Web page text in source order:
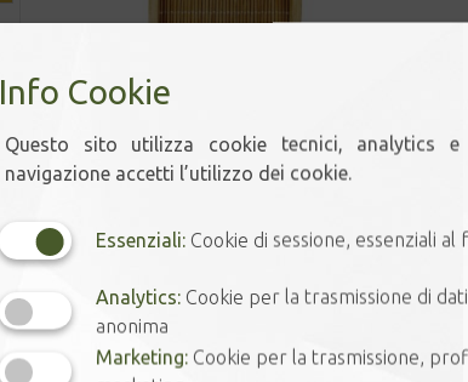
SOTTOTAZZA IN BAMBÙ
Info Cookie
Questo sito utilizza cookie tecnici, analytics
navigazione accetti l’utilizzo dei cookie.
Essenziali: Cookie di sessione, essenziali
Analytics: Cookie per la trasmissione di
anonima
Marketing: Cookie per la trasmissione,